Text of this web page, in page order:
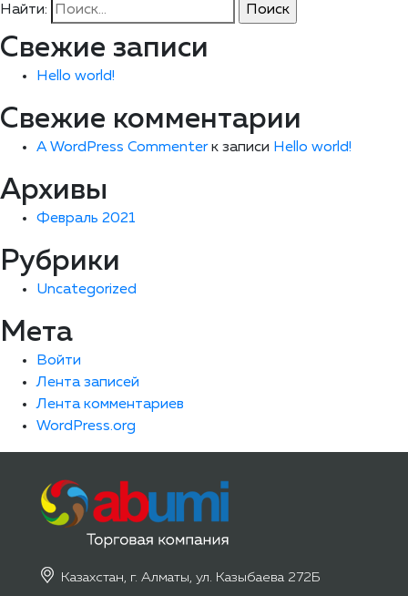
Найти:
Свежие записи
Hello world!
Свежие комментарии
A WordPress Commenterк записи Hello world!
Архивы
Февраль 2021
Рубрики
Uncategorized
Мета
Войти
Лента записей
Лента комментариев
WordPress.org
Казахстан, г. Алматы, ул. Казыбаева 272Б